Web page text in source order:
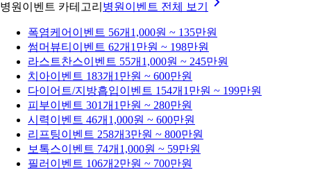
병원이벤트 카테고리 병원이벤트 전체 보기
폭염케어 이벤트 56개 1,000원 ~ 135만원
썸머뷰티 이벤트 62개 1만원 ~ 198만원
라스트찬스이벤트 55개 1,000원 ~ 245만원
치아이벤트 183개 1만원 ~ 600만원
다이어트/지방흡입이벤트 154개 1만원 ~ 199만원
피부이벤트 301개 1만원 ~ 280만원
시력이벤트 46개 1,000원 ~ 600만원
리프팅이벤트 258개3만원 ~ 800만원
보톡스이벤트 74개 1,000원 ~ 59만원
필러 이벤트 106개 2만원 ~ 700만원